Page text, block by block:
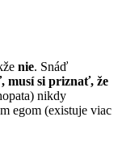
nie. Snáď
musí si priznať, že
nikdy
egom (existuje viac